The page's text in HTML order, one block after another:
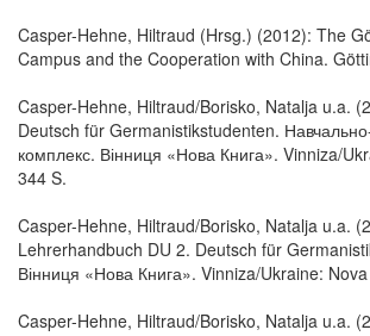
Casper-Hehne, Hiltraud (Hrsg.) (2012): The
Campus and the Cooperation with China.
Casper-Hehne, Hiltraud/Borisko, Natalja u.a.
Deutsch für Germanistikstudenten.
комплекс. Вінниця «Нова Книга». Vinniza/
344 S.
Casper-Hehne, Hiltraud/Borisko, Natalja u.a.
Lehrerhandbuch DU 2. Deutsch für
Вінниця «Нова Книга». Vinniza/Ukraine:
Casper-Hehne, Hiltraud/Borisko, Natalja u.a.